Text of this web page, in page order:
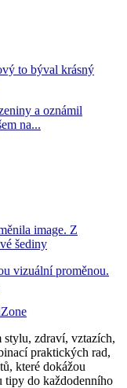
to býval krásný
a oznámil
na...
image. Z
šediny
vizuální proměnou.
stylu, zdraví, vztazích,
praktických rad,
které dokážou
tipy do každodenního